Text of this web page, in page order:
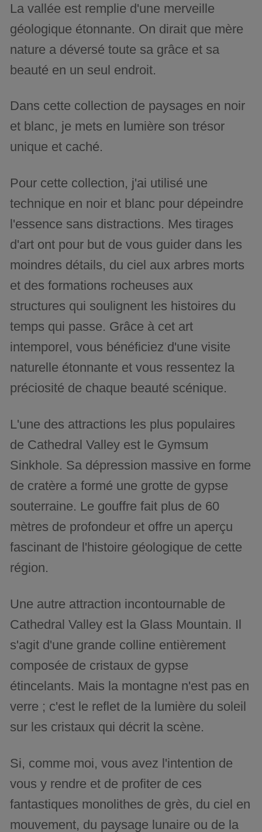
La vallée est remplie d'une merveille
géologique étonnante. On dirait que mère
nature a déversé toute sa grâce et sa
beauté en un seul endroit.
Dans cette collection de paysages en noir
et blanc, je mets en lumière son trésor
unique et caché.
Pour cette collection, j'ai utilisé une
technique en noir et blanc pour dépeindre
l'essence sans distractions. Mes tirages
d'art ont pour but de vous guider dans les
moindres détails, du ciel aux arbres morts
et des formations rocheuses aux
structures qui soulignent les histoires du
temps qui passe. Grâce à cet art
intemporel, vous bénéficiez d'une visite
naturelle étonnante et vous ressentez la
préciosité de chaque beauté scénique.
L'une des attractions les plus populaires
de Cathedral Valley est le Gymsum
Sinkhole. Sa dépression massive en forme
de cratère a formé une grotte de gypse
souterraine. Le gouffre fait plus de 60
mètres de profondeur et offre un aperçu
fascinant de l'histoire géologique de cette
région.
Une autre attraction incontournable de
Cathedral Valley est la Glass Mountain. Il
s'agit d'une grande colline entièrement
composée de cristaux de gypse
étincelants. Mais la montagne n'est pas en
verre ; c'est le reflet de la lumière du soleil
sur les cristaux qui décrit la scène.
Si, comme moi, vous avez l'intention de
vous y rendre et de profiter de ces
fantastiques monolithes de grès, du ciel en
mouvement, du paysage lunaire ou de la